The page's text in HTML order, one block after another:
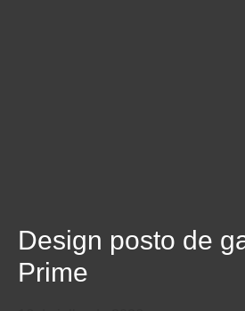
Design posto de
Prime